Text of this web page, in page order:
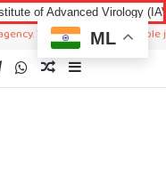
Virology (IAV) Notification
sharing available job in
TelegramWhatsAppRandom Article
ML